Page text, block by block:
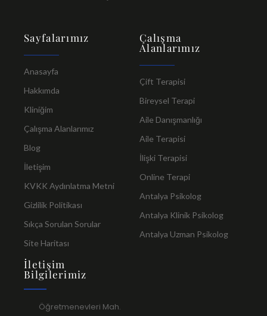
Sayfalarımız
Anasayfa
Hakkımda
Kliniğim
Çalışma Alanlarımız
Blog
İletişim
KVKK Aydınlatma Metni
Gizlilik Politikası
Sıkça Sorulan Sorular
Site Haritası
Çalışma
Alanlarımız
Çift Terapisi
Bireysel Terapi
Aile Danışmanlığı
Aile Terapisi
İlişki Terapisi
Online Terapi
Antalya Psikolog
Antalya Klinik Psikolog
Antalya Uzman Psikolog
İletişim
Bilgilerimiz
Öğretmenevleri Mah.